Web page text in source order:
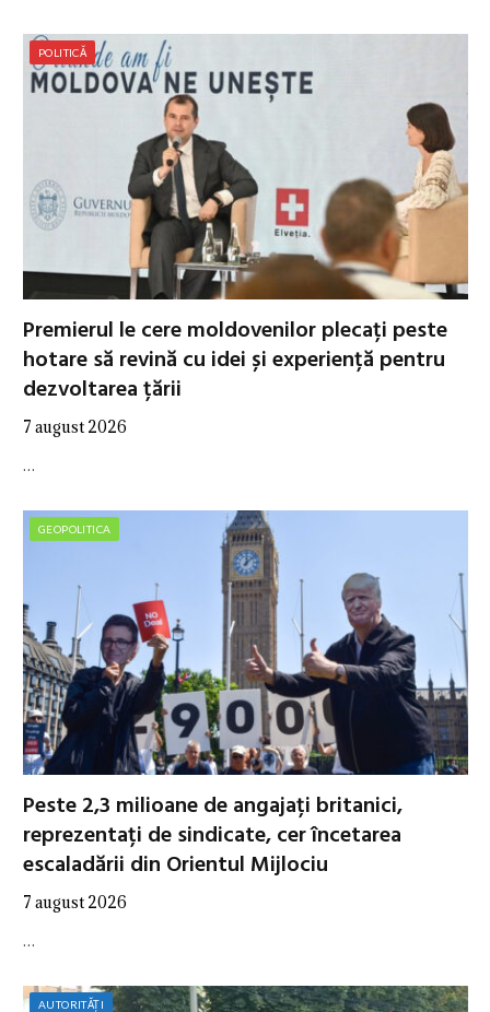
POLITICĂ
Premierul le cere moldovenilor plecați peste
hotare să revină cu idei și experiență pentru
dezvoltarea țării
7 august 2026
…
GEOPOLITICA
Peste 2,3 milioane de angajați britanici,
reprezentați de sindicate, cer încetarea
escaladării din Orientul Mijlociu
7 august 2026
…
AUTORITĂȚI